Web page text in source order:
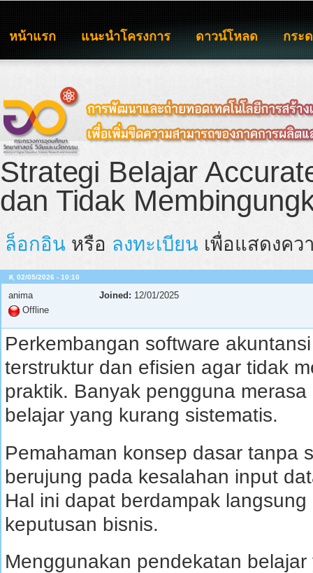
หน้าแรก แนะนำโครงการ ดาวน์โหลด กระ
Strategi Belajar
dan Tidak
ล็อกอินหรือ ลงทะเบียนเพื่อแสดงคว
ส, 02/05/2026 - 10:10
anima
Offline
Joined: 12/01/2025
Perkembangan software
terstruktur dan efisien agar tidak
praktik. Banyak pengguna
belajar yang kurang sistematis.
Pemahaman konsep dasar tanpa
berujung pada kesalahan input
Hal ini dapat berdampak
keputusan bisnis.
Menggunakan pendekatan